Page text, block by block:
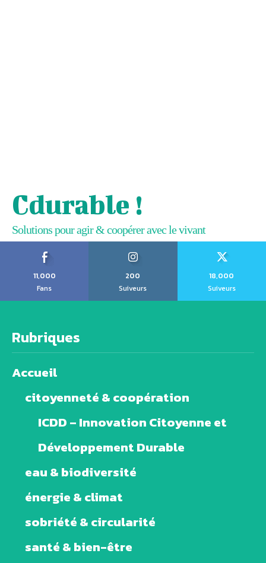
Cdurable !
Solutions pour agir & coopérer avec le vivant
11,000
Fans
200
Suiveurs
18,000
Suiveurs
Rubriques
Accueil
citoyenneté & coopération
ICDD – Innovation Citoyenne et
Développement Durable
eau & biodiversité
énergie & climat
sobriété & circularité
santé & bien-être